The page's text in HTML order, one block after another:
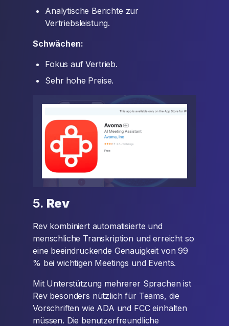
Analytische Berichte zur
Vertriebsleistung.
Schwächen:
Fokus auf Vertrieb.
Sehr hohe Preise.
5. Rev
Rev kombiniert automatisierte und
menschliche Transkription und erreicht so
eine beeindruckende Genauigkeit von 99
% bei wichtigen Meetings und Events.
Mit Unterstützung mehrerer Sprachen ist
Rev besonders nützlich für Teams, die
Vorschriften wie ADA und FCC einhalten
müssen. Die benutzerfreundliche